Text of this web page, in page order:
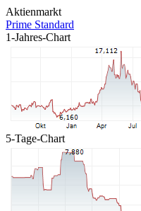
Aktienmarkt
Prime Standard
1-Jahres-Chart
5-Tage-Chart